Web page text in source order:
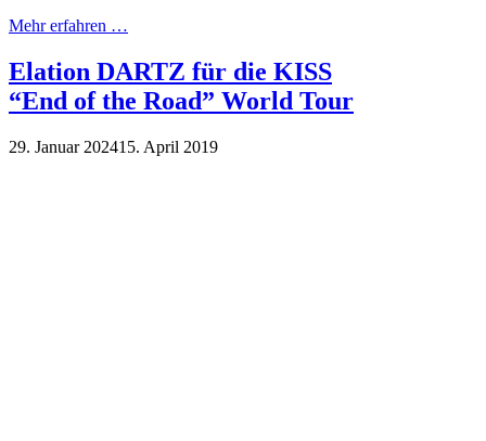
Mehr erfahren …
Elation DARTZ für die KISS
“End of the Road” World Tour
29. Januar 202415. April 2019